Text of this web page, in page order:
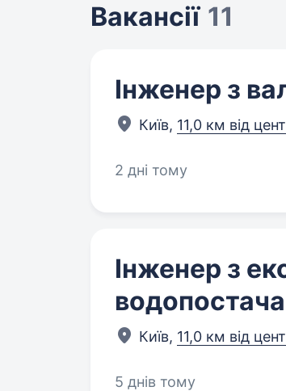
Вакансії 11
Інженер з
Київ, 11,0 км від
2 дні тому
Інженер з
Київ, 11,0 км від
5 днів тому